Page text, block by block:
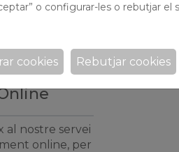
al nostre servei
online, per
o configurar-les o rebutjar el
Rebutjar cookies
cookies